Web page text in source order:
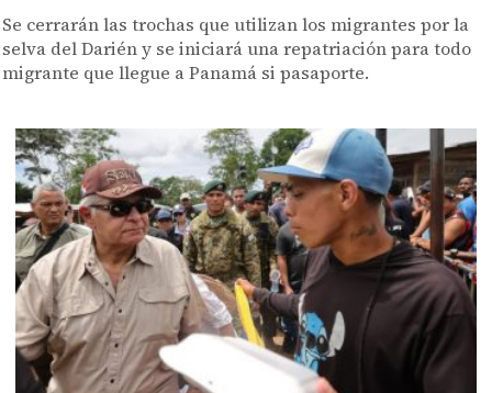
Se cerrarán las trochas que utilizan los migrantes por la
selva del Darién y se iniciará una repatriación para todo
migrante que llegue a Panamá si pasaporte.